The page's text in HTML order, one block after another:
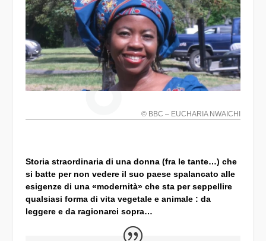
© BBC – EUCHARIA NWAICHI
Storia straordinaria di una donna (fra le tante…) che
si batte per non vedere il suo paese spalancato alle
esigenze di una «modernità» che sta per seppellire
qualsiasi forma di vita vegetale e animale : da
leggere e da ragionarci sopra…